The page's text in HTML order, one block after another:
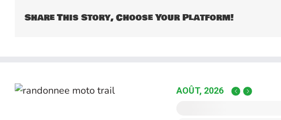
Share This Story, Choose Your Platform!
AOÛT, 2026